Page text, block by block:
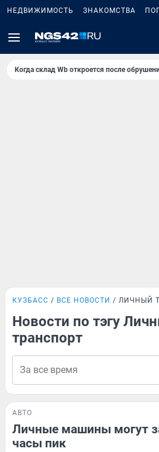
НЕДВИЖИМОСТЬ ЗНАКОМСТВА
Когда склад Wb откроется после
КУЗБАСС ВСЕ НОВОСТИ ЛИЧНЫЙ
Новости по тэгу
транспорт
АВТО
Личные машины могут
часы пик